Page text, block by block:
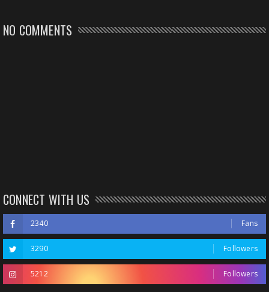
NO COMMENTS
CONNECT WITH US
2340 Fans
3290 Followers
5212 Followers